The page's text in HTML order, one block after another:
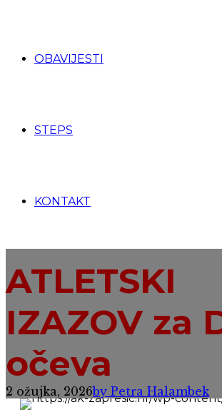
OBAVIJESTI
STEPS
KONTAKT
ATLETSKI
IZAZOV za
očeva
2 ožujka, 2026by Petra Halambek